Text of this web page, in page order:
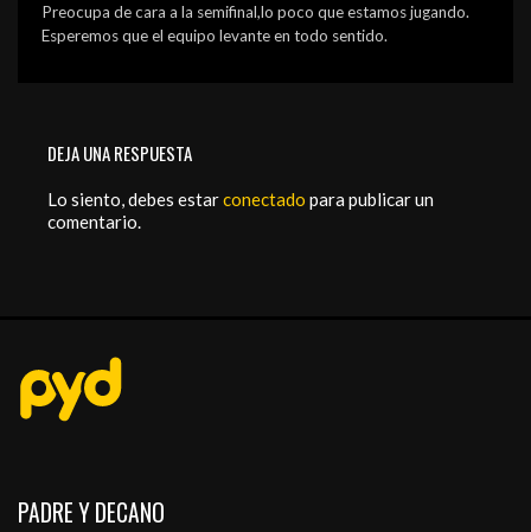
Preocupa de cara a la semifinal,lo poco que estamos jugando.
Esperemos que el equipo levante en todo sentido.
DEJA UNA RESPUESTA
Lo siento, debes estarconectado para publicar un
comentario.
PADRE Y DECANO